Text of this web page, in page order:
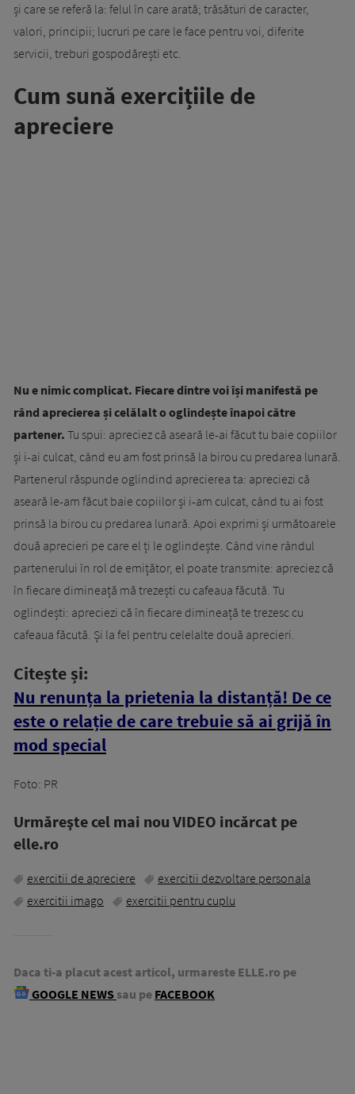
și care se referă la: felul în care arată; trăsături de caracter,
valori, principii; lucruri pe care le face pentru voi, diferite
servicii, treburi gospodărești etc.
Cum sună exercițiile de
apreciere
Nu e nimic complicat. Fiecare dintre voi își manifestă pe
rând aprecierea și celălalt o oglindește înapoi către
partener. Tu spui: apreciez că aseară le-ai făcut tu baie copiilor
și i-ai culcat, când eu am fost prinsă la birou cu predarea lunară.
Partenerul răspunde oglindind aprecierea ta: apreciezi că
aseară le-am făcut baie copiilor și i-am culcat, când tu ai fost
prinsă la birou cu predarea lunară. Apoi exprimi și următoarele
două aprecieri pe care el ți le oglindește. Când vine rândul
partenerului în rol de emițător, el poate transmite: apreciez că
în fiecare dimineață mă trezești cu cafeaua făcută. Tu
oglindești: apreciezi că în fiecare dimineață te trezesc cu
cafeaua făcută. Și la fel pentru celelalte două aprecieri.
Citește și:
Nu renunța la prietenia la distanță! De ce
este o relație de care trebuie să ai grijă în
mod special
Foto: PR
Urmăreşte cel mai nou VIDEO incărcat pe
elle.ro
exercitii de apreciere
exercitii dezvoltare personala
exercitii imago
exercitii pentru cuplu
Daca ti-a placut acest articol, urmareste ELLE.ro pe
GOOGLE NEWS sau pe FACEBOOK